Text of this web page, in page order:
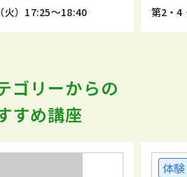
火）17:25～18:40
第2・4
ゴリーからの
すめ講座
体験